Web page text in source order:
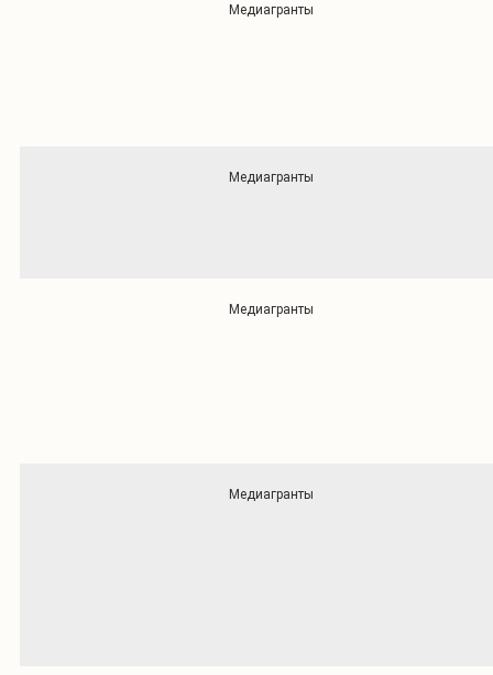
Медиагранты
Медиагранты
Медиагранты
Медиагранты